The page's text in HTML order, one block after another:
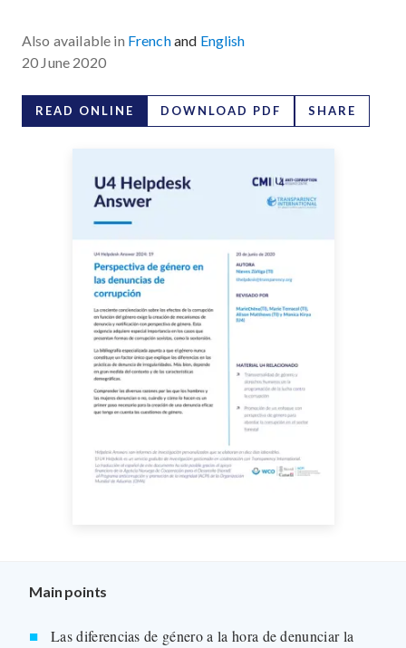
Also available in Frenchand English
20 June 2020
READ ONLINE DOWNLOAD PDF SHARE
Main points
Las diferencias de género a la hora de denunciar la